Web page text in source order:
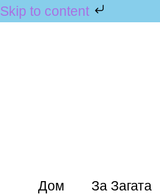
Skip to content
Дом За Загата